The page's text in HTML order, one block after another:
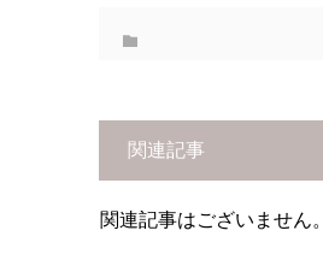
関連記事
関連記事はございません。